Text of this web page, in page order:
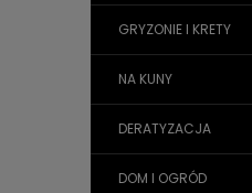
GRYZONIE I KRETY
NA KUNY
DERATYZACJA
DOM I OGRÓD